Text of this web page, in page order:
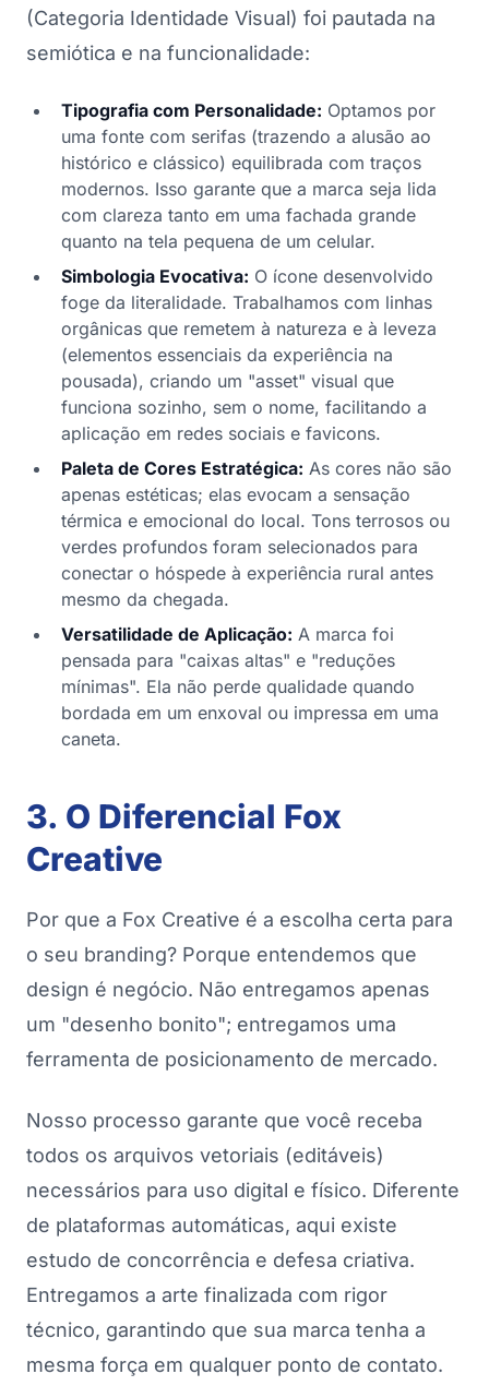
(Categoria Identidade Visual) foi pautada na
semiótica e na funcionalidade:
Tipografia com Personalidade: Optamos por
uma fonte com serifas (trazendo a alusão ao
histórico e clássico) equilibrada com traços
modernos. Isso garante que a marca seja lida
com clareza tanto em uma fachada grande
quanto na tela pequena de um celular.
Simbologia Evocativa: O ícone desenvolvido
foge da literalidade. Trabalhamos com linhas
orgânicas que remetem à natureza e à leveza
(elementos essenciais da experiência na
pousada), criando um "asset" visual que
funciona sozinho, sem o nome, facilitando a
aplicação em redes sociais e favicons.
Paleta de Cores Estratégica: As cores não são
apenas estéticas; elas evocam a sensação
térmica e emocional do local. Tons terrosos ou
verdes profundos foram selecionados para
conectar o hóspede à experiência rural antes
mesmo da chegada.
Versatilidade de Aplicação: A marca foi
pensada para "caixas altas" e "reduções
mínimas". Ela não perde qualidade quando
bordada em um enxoval ou impressa em uma
caneta.
3. O Diferencial Fox
Creative
Por que a Fox Creative é a escolha certa para
o seu branding? Porque entendemos que
design é negócio. Não entregamos apenas
um "desenho bonito"; entregamos uma
ferramenta de posicionamento de mercado.
Nosso processo garante que você receba
todos os arquivos vetoriais (editáveis)
necessários para uso digital e físico. Diferente
de plataformas automáticas, aqui existe
estudo de concorrência e defesa criativa.
Entregamos a arte finalizada com rigor
técnico, garantindo que sua marca tenha a
mesma força em qualquer ponto de contato.